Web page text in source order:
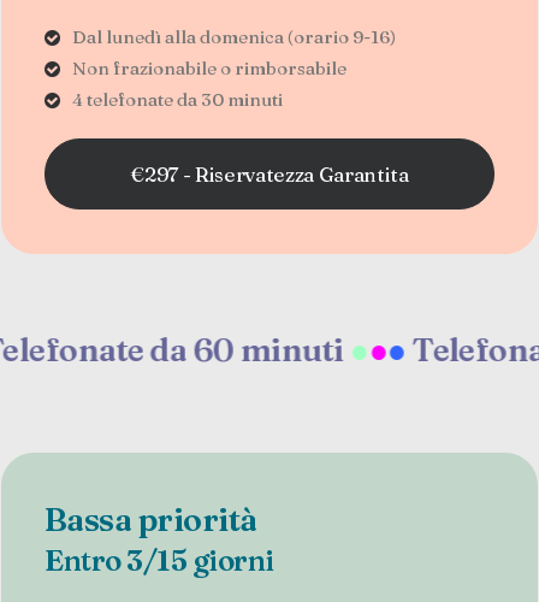
Dal lunedì alla domenica (orario 9-16)
Non frazionabile o rimborsabile
4 telefonate da 30 minuti
€297 - Riservatezza Garantita
da 60 minuti●●●Telefonate
Bassa priorità
Entro 3/15 giorni